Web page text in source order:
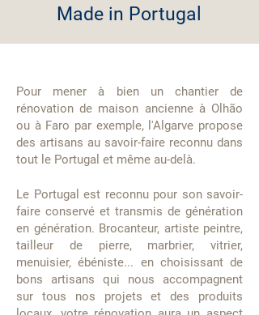
Made in Portugal
Pour mener à bien un chantier de
rénovation de maison ancienne à Olhão
ou à Faro par exemple, l'Algarve propose
des artisans au savoir-faire reconnu dans
tout le Portugal et même au-delà.
Le Portugal est reconnu pour son savoir-
faire conservé et transmis de génération
en génération. Brocanteur, artiste peintre,
tailleur de pierre, marbrier, vitrier,
menuisier, ébéniste... en choisissant de
bons artisans qui nous accompagnent
sur tous nos projets et des produits